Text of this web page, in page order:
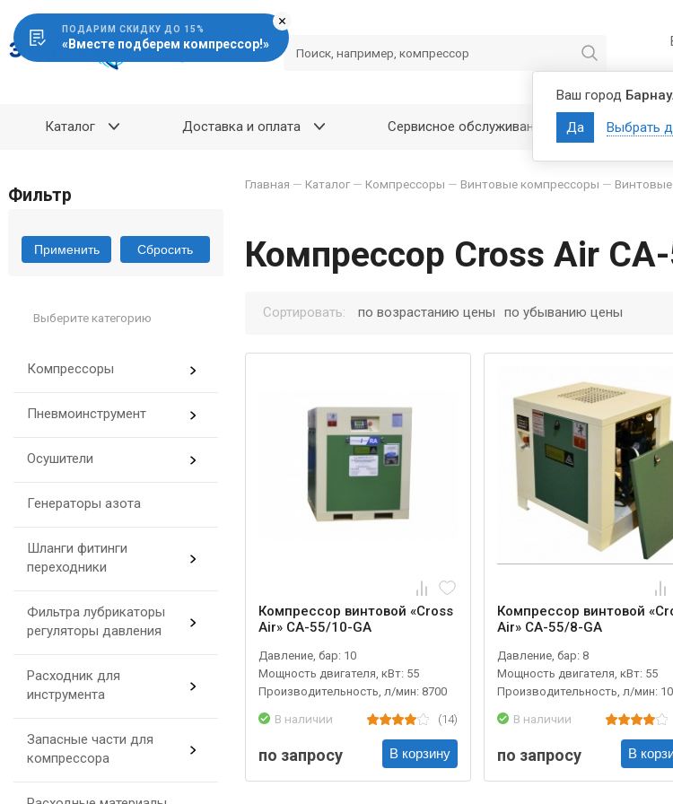
Ваш город
Да
Выбрать
Каталог Доставка и оплата Сервисное обслуживание Полезно
Выберите категорию
Компрессоры
Пневмоинструмент
Осушители
Генераторы азота
Шланги фитинги
переходники
Фильтра лубрикаторы
регуляторы давления
Расходник для
инструмента
Запасные части для
компрессора
Фильтр
Применить Сбросить
Главная — Каталог — Компрессоры — Винтовые компрессоры —
Компрессор Cross Air
Сортировать: по возрастанию цены по убыванию цены
Компрессор винтовой «Cross
Air» CA-55/10-GA
Давление, бар: 10
Мощность двигателя, кВт: 55
Производительность, л/мин: 8700
В наличии (14)
по запросу В корзину
Компрессор винтовой
Air» CA-55/8-GA
Давление, бар: 8
Мощность двигателя, кВт: 55
Производительность, л/мин:
В наличии
по запросу В
ПОДАРИМ СКИДКУ ДО 15%
«Вместе подберем компрессор!»